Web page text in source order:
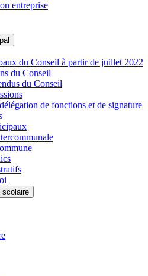
entreprise
du Conseil à partir de juillet 2022
du Conseil
du Conseil
de fonctions et de signature
scolaire